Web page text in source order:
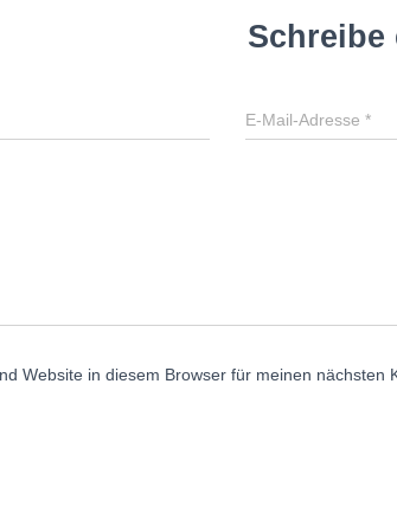
Schreibe
E-Mail-Adresse *
Website in diesem Browser für meinen nächsten